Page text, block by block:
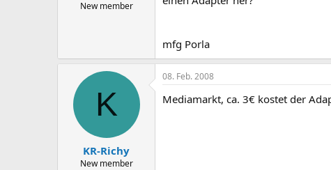
m
New member
mfg Porla
K
KR-Richy
New member
08. Feb. 2008
Mediamarkt, ca. 3€ kostet der